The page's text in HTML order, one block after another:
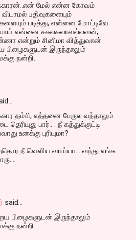
மேல் என்ன கோவம்
பதிவுகளையும்
படித்து, என்னை மோட்டிவே
என்னை சகலகலாவல்லவன்,
என்றும் சினிமா வித்துவான்
பிழைகளுடன் இருந்தாலும்
நன்றி..
தம்பி, எத்தனை பேருல வந்தாலும்
பார்.. . நீ கத்துக்குட்டி
உனக்கு புரியுமா?
நீ வெளிய வாய்யா... வந்து எங்க
said…
பிழைகளுடன் இருந்தாலும்
நன்றி..